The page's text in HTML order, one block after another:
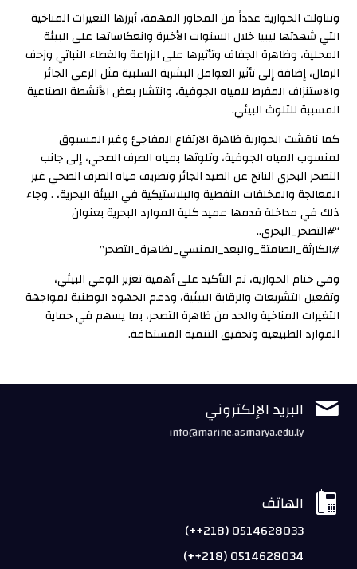
وتناولت الحوارية عدداً من المحاور المهمة، أبرزها التغيرات المناخية
التي شهدتها ليبيا خلال السنوات الأخيرة وانعكاساتها على البيئة
المحلية، وظاهرة الجفاف وتأثيرها على الزراعة والغطاء النباتي وزحف
الرمال، إضافة إلى تأثير العوامل البشرية السلبية مثل الرعي الجائر
والاستنزاف المفرط للمياه الجوفية، وانتشار بعض الأنشطة الصناعية
المسببة للتلوث البيئي.
كما ناقشت الحوارية ظاهرة الارتفاع المفاجئ وغير المسبوق
لمنسوب المياه الجوفية، وتلوثها بمياه الصرف الصحي، إلى جانب
التصحر البحري الناتج عن الصيد الجائر وتصريف مياه الصرف الصحي غير
المعالجة والمخلفات النفطية والبلاستيكية في البيئة البحرية، . وجاء
ذلك في مداخلة قدمها عميد كلية الموارد البحرية بعنوان
“#التصحر_البحري..
#الكارثة_الصامتة_والبعد_المنسي_لظاهرة_التصحر”
وفي ختام الحوارية، تم التأكيد على أهمية تعزيز الوعي البيئي،
وتفعيل التشريعات والرقابة البيئية، ودعم الجهود الوطنية لمواجهة
التغيرات المناخية والحد من ظاهرة التصحر، بما يسهم في حماية
الموارد الطبيعية وتحقيق التنمية المستدامة.
 البريد الإلكتروني
info@marine.asmarya.edu.ly
 الهاتف
0514628033 (218++)
0514628034 (218++)